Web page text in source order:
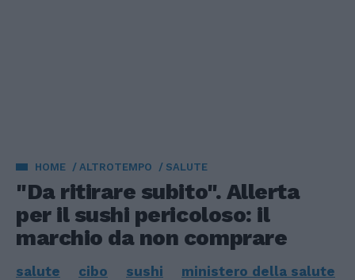
HOME ALTROTEMPO SALUTE
"Da ritirare subito". Allerta
per il sushi pericoloso: il
marchio da non comprare
salute cibo sushi ministero della salute